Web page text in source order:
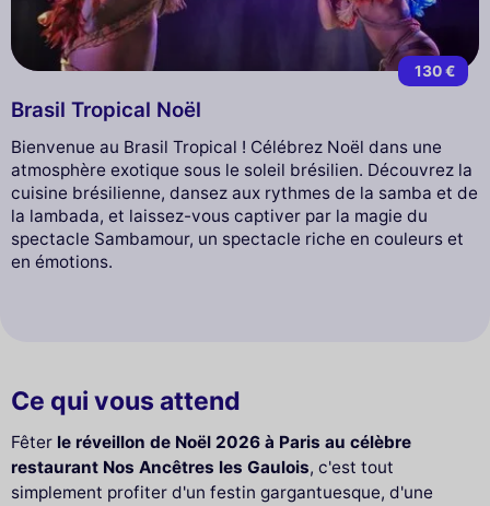
130 €
Brasil Tropical Noël
Bienvenue au Brasil Tropical ! Célébrez Noël dans une
atmosphère exotique sous le soleil brésilien. Découvrez la
cuisine brésilienne, dansez aux rythmes de la samba et de
la lambada, et laissez-vous captiver par la magie du
spectacle Sambamour, un spectacle riche en couleurs et
en émotions.
Ce qui vous attend
Fêter le réveillon de Noël 2026 à Paris au célèbre
restaurant Nos Ancêtres les Gaulois, c'est tout
simplement profiter d'un festin gargantuesque, d'une